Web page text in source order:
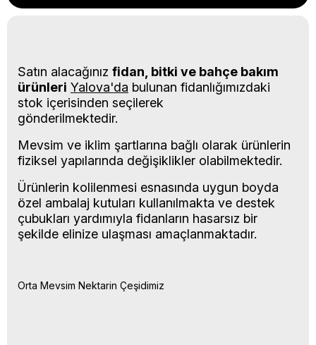
Satın alacağınız fidan, bitki ve bahçe bakım
ürünleri Yalova'da bulunan fidanlığımızdaki
stok içerisinden seçilerek
gönderilmektedir.
Mevsim ve iklim şartlarına bağlı olarak ürünlerin
fiziksel yapılarında değişiklikler olabilmektedir.
Ürünlerin kolilenmesi esnasında uygun boyda
özel ambalaj kutuları kullanılmakta ve destek
çubukları yardımıyla fidanların hasarsız bir
şekilde elinize ulaşması amaçlanmaktadır.
Orta Mevsim Nektarin Çeşidimiz